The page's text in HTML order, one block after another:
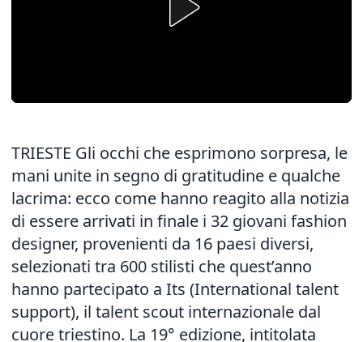
TRIESTE Gli occhi che esprimono sorpresa, le
mani unite in segno di gratitudine e qualche
lacrima: ecco come hanno reagito alla notizia
di essere arrivati in finale i 32 giovani fashion
designer, provenienti da 16 paesi diversi,
selezionati tra 600 stilisti che quest’anno
hanno partecipato a Its (International talent
support), il talent scout internazionale dal
cuore triestino. La 19° edizione, intitolata